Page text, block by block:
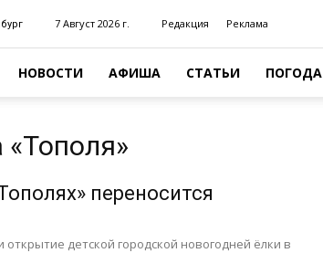
7 Август 2026 г. Редакция Реклама
НОВОСТИ АФИША СТАТЬИ ПОГОДА
переносится
открытие детской городской новогодней ёлки в